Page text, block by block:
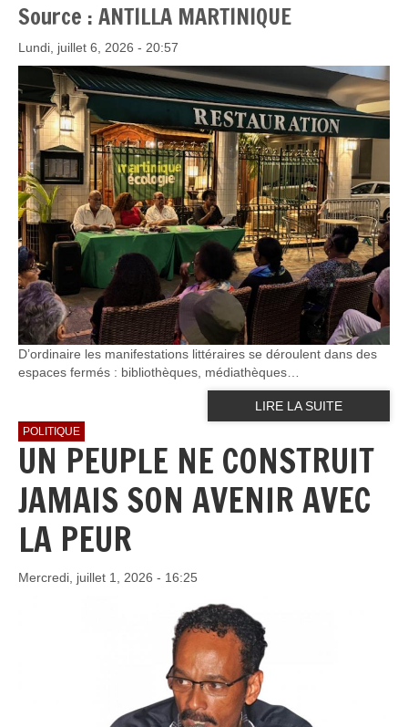
Source : ANTILLA MARTINIQUE
Lundi, juillet 6, 2026 - 20:57
D’ordinaire les manifestations littéraires se déroulent dans des
espaces fermés : bibliothèques, médiathèques…
LIRE LA SUITE
POLITIQUE
UN PEUPLE NE CONSTRUIT
JAMAIS SON AVENIR AVEC
LA PEUR
Mercredi, juillet 1, 2026 - 16:25